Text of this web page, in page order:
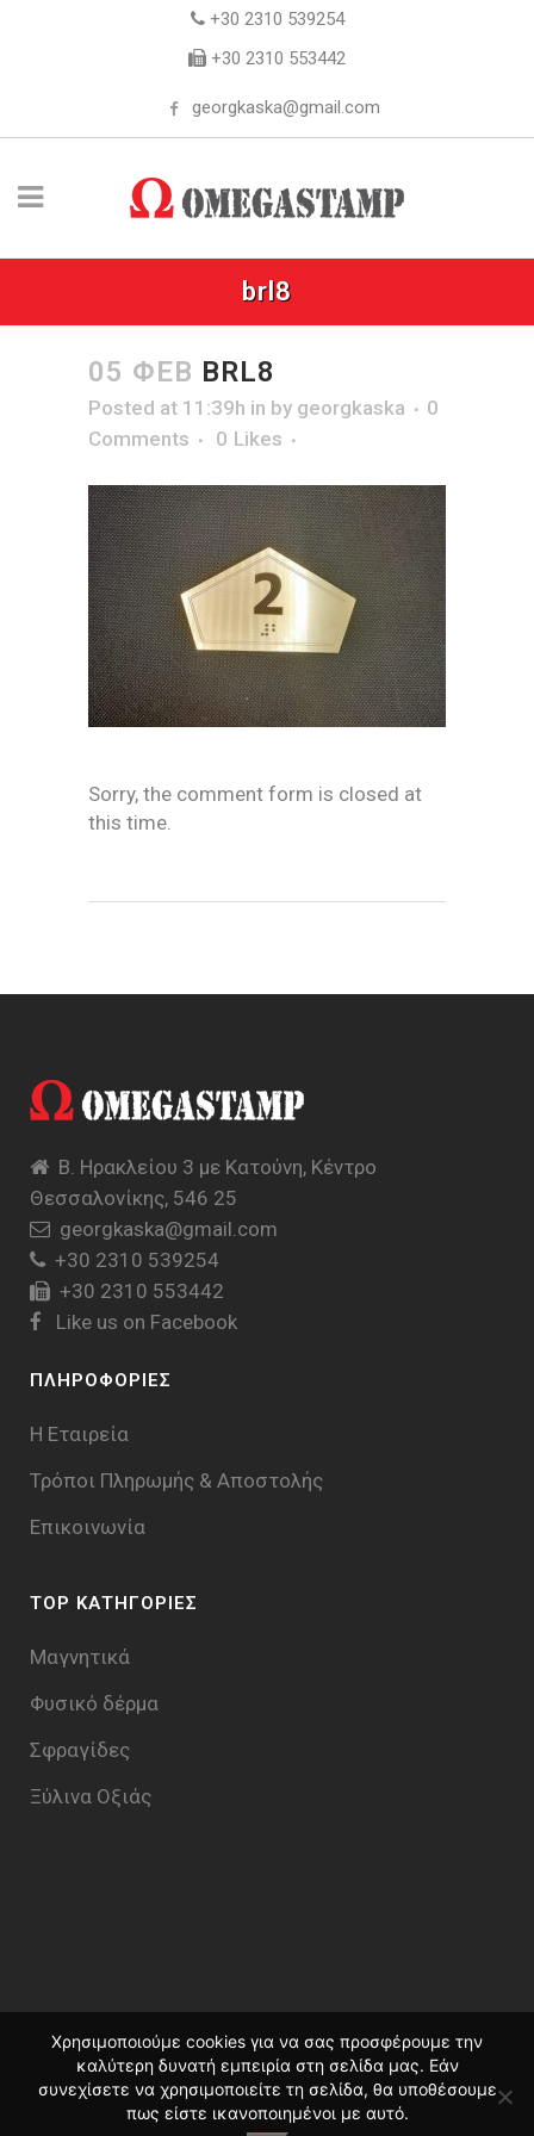
+30 2310 539254
+30 2310 553442
georgkaska@gmail.com
brl8
05 ΦΕΒ BRL8
Posted at 11:39h in by georgkaska
0
Comments
0 Likes
Sorry, the comment form is closed at
this time.
Β. Ηρακλείου 3 με Κατούνη, Κέντρο
Θεσσαλονίκης, 546 25
georgkaska@gmail.com
+30 2310 539254
+30 2310 553442
Like us on Facebook
ΠΛΗΡΟΦΟΡΙΕΣ
Η Εταιρεία
Τρόποι Πληρωμής & Aποστολής
Επικοινωνία
TOP ΚΑΤΗΓΟΡΙΕΣ
Μαγνητικά
Φυσικό δέρμα
Σφραγίδες
Ξύλινα Οξιάς
Χρησιμοποιούμε cookies για να σας προσφέρουμε την
καλύτερη δυνατή εμπειρία στη σελίδα μας. Εάν
συνεχίσετε να χρησιμοποιείτε τη σελίδα, θα υποθέσουμε
πως είστε ικανοποιημένοι με αυτό.